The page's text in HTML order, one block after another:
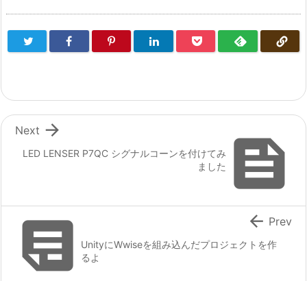

LED LENSER P7QC シグナルコーンを付けてみ
ました

Next
UnityにWwiseを組み込んだプロジェクトを作
るよ
 Prev